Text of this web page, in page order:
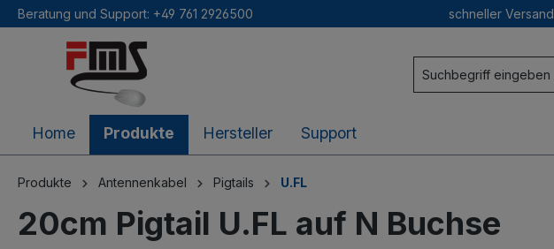
springen
Beratung und Support: +49 761 2926500 schneller Versand
Home Produkte Hersteller Support
Produkte Antennenkabel Pigtails U.FL
20cm Pigtail U.FL auf N Buchse